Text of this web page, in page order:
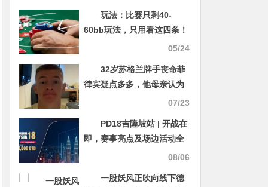
玩法：比赛只剩40-
60bb玩法，只用看这四条！
05/24
32岁苏格兰牌手丧命菲
律宾疑点多多，他母亲认为
07/23
PD18吉隆坡站 | 开战在
即，赛事亮点及场边活动全
解析！一文快速掌握赛事攻
08/06
一股妖风正吹向线下德